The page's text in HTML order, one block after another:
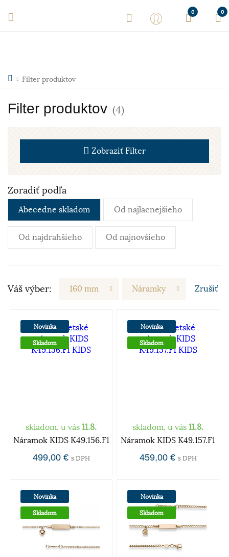
0 0
Filter produktov
Filter produktov (4)
Zobraziť Filter
Zoradiť podľa
Abecedne skladom Od najlacnejšieho
Od najdrahšieho Od najnovšieho
Váš výber: 160 mm Náramky Zrušiť
Novinka
Skladom
skladom, u vás 11.8.
Náramok KIDS K49.156.F1
499,00 € s DPH
Novinka
Skladom
skladom, u vás 11.8.
Náramok KIDS K49.157.F1
459,00 € s DPH
Novinka
Skladom
Novinka
Skladom